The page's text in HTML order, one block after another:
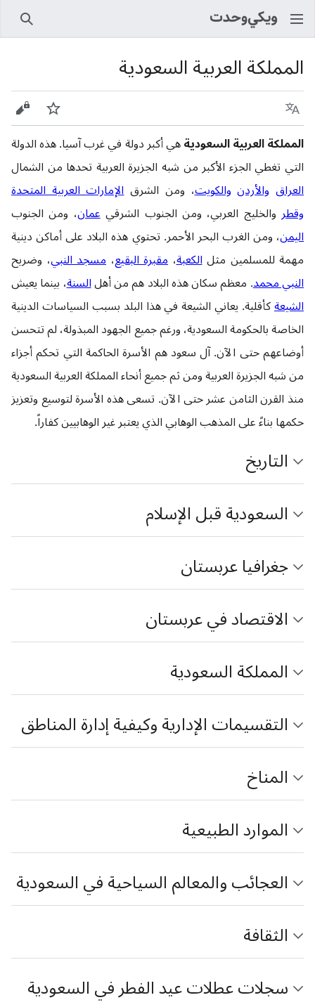
بحث
المملكة العربية السعودية
اللغة راقب
المملكة العربية السعوديةهي أكبر دولة في غرب آسيا. هذه الدولة
التي تغطي الجزء الأكبر من شبه الجزيرة العربية تحدها من الشمال
العراق والأردن والكويت، ومن الشرقالإمارات العربية المتحدة
وقطر والخليج العربي، ومن الجنوب الشرقيعمان، ومن الجنوب
اليمن، ومن الغرب البحر الأحمر. تحتوي هذه البلاد على أماكن دينية
مهمة للمسلمين مثلالكعبة، مقبرة البقيع، مسجد النبي، وضريح
النبي محمد. معظم سكان هذه البلاد هم من أهلالسنة، بينما يعيش
الشيعةكأقلية. يعاني الشيعة في هذا البلد بسبب السياسات الدينية
الخاصة بالحكومة السعودية، ورغم جميع الجهود المبذولة، لم تتحسن
أوضاعهم حتى الآن. آل سعود هم الأسرة الحاكمة التي تحكم أجزاء
من شبه الجزيرة العربية ومن ثم جميع أنحاء المملكة العربية السعودية
منذ القرن الثامن عشر حتى الآن. تسعى هذه الأسرة لتوسيع وتعزيز
حكمها بناءً على المذهب الوهابي الذي يعتبر غير الوهابيين كفاراً.
التاريخ
السعودية قبل الإسلام
جغرافيا عربستان
الاقتصاد في عربستان
المملكة السعودية
التقسيمات الإدارية وكيفية إدارة المناطق
المناخ
الموارد الطبيعية
العجائب والمعالم السياحية في السعودية
الثقافة
سجلات عطلات عيد الفطر في السعودية